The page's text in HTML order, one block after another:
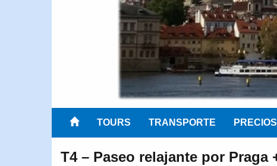
TOURS TRANSPORTE PRECIOS
T4 – Paseo relajante por Praga